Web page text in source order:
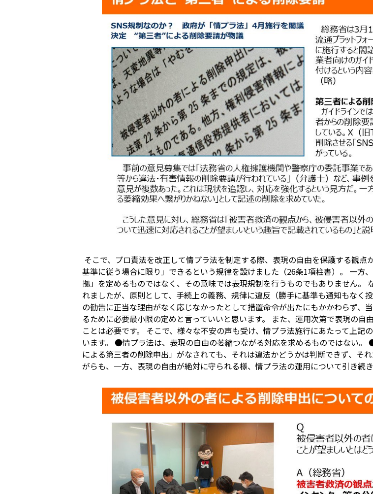
そこで、プロ責法を改正して情プラ法を制定する際、表現の自由を保護する観
基準に従う場合に限り」できるという規律を設けました（26条1項柱書）。 一方
拠」を定めるものではなく、その意味では表現規制を行うものでもありません。
れましたが、原則として、手続上の義務、規律に違反（勝手に基準も通知もなく
の勧告に正当な理由がなく応じなかったとして措置命令が出たにもかかわらず、
るために必要最小限の定めと言っていいと思います。 また、運用次第で表現の自
ことは必要です。 そこで、様々な不安の声も受け、情プラ法施行にあたって上記
います。 ●情プラ法は、表現の自由の萎縮つながる対応を求めるものではない
による第三者の削除申出」がなされても、それは違法かどうかは判断できず、そ
がらも、一方、表現の自由が絶対に守られる様、情プラ法の運用について引き続き